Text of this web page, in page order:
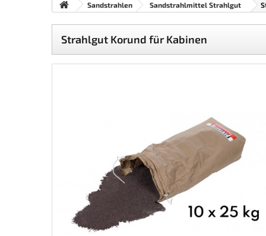
Sandstrahlen Sandstrahlmittel Strahlgut
Strahlgut Korund für Kabinen